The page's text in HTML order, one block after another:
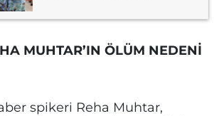
MUHTAR’IN ÖLÜM NEDENİ
spikeri Reha Muhtar,